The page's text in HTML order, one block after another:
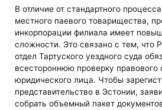
В отличие от стандартного
местного паевого товарищества,
инкорпорации филиала имеет
сложности. Это связано с тем, что
отдел Тартуского уездного суда
всестороннюю проверку правового
юридического лица. Чтобы
представительство в Эстонии,
собрать объемный пакет